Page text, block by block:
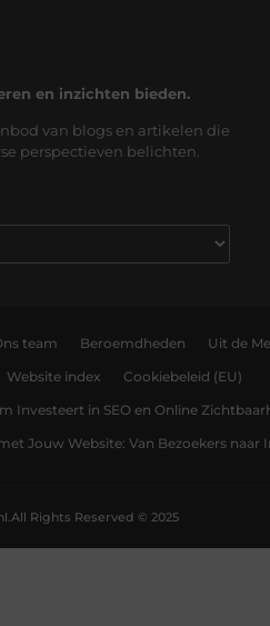
en inzichten bieden.
van blogs en artikelen die
perspectieven belichten.
team Beroemdheden Uit de
Website index Cookiebeleid (EU)
Investeert in SEO en Online
Jouw Website: Van Bezoekers naar
All Rights Reserved © 2025